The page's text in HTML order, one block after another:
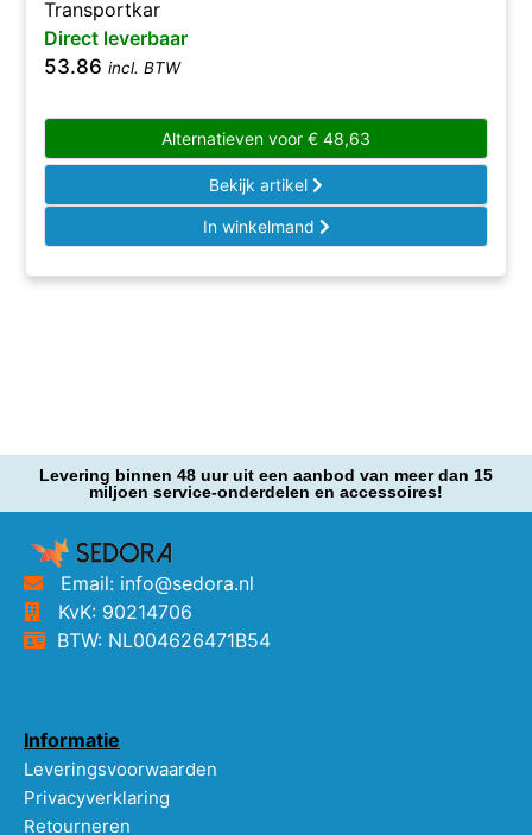
Transportkar
Direct leverbaar
53.86 incl. BTW
Alternatieven voor € 48,63
Bekijk artikel
In winkelmand
Levering binnen 48 uur uit een aanbod van meer dan 15
miljoen service-onderdelen en accessoires!
Email: info@sedora.nl
KvK: 90214706
BTW: NL004626471B54
Informatie
Leveringsvoorwaarden
Privacyverklaring
Retourneren